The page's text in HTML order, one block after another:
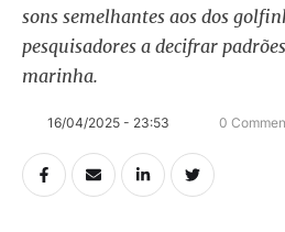
sons semelhantes aos dos
pesquisadores a decifrar
marinha.
16/04/2025 - 23:53 0